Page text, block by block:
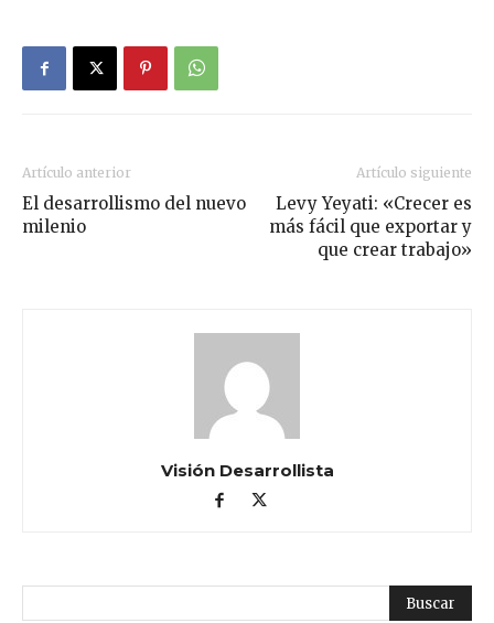
Artículo anterior
El desarrollismo del nuevo
milenio
Artículo siguiente
Levy Yeyati: «Crecer es
más fácil que exportar y
que crear trabajo»
Visión Desarrollista